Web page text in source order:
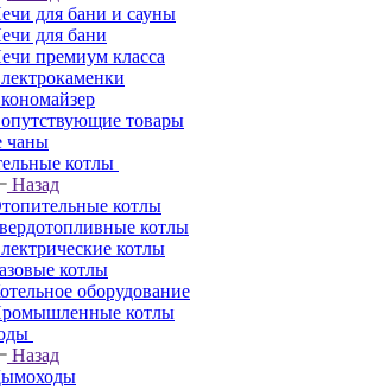
для бани и сауны
для бани
премиум класса
товары
чаны
котлы
Назад
котлы
котлы
котлы
котлы
оборудование
котлы
Назад